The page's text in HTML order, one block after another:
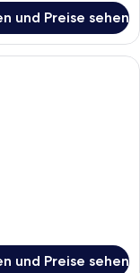
und Preise sehen
Zimmer mit einem
und Preise sehen